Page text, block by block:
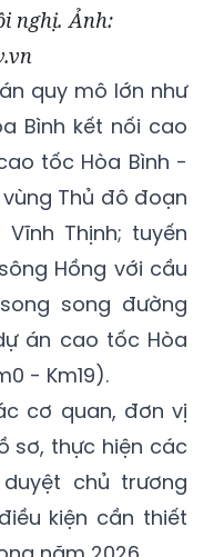
nghị. Ảnh:
quy mô lớn như
Bình kết nối cao
tốc Hòa Bình -
Thủ đô đoạn
Thịnh; tuyến
Hồng với cầu
song đường
án cao tốc Hòa
- Km19).
cơ quan, đơn vị
sơ, thực hiện các
chủ trương
kiện cần thiết